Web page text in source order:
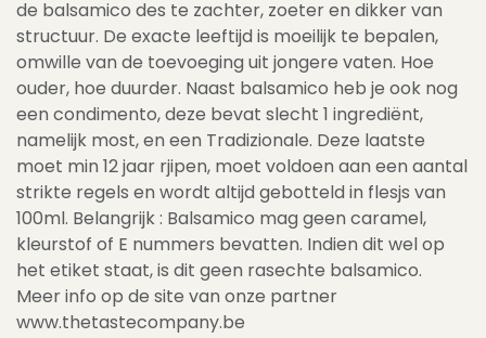
de balsamico des te zachter, zoeter en dikker van
structuur. De exacte leeftijd is moeilijk te bepalen,
omwille van de toevoeging uit jongere vaten. Hoe
ouder, hoe duurder. Naast balsamico heb je ook nog
een condimento, deze bevat slecht 1 ingrediënt,
namelijk most, en een Tradizionale. Deze laatste
moet min 12 jaar rjipen, moet voldoen aan een aantal
strikte regels en wordt altijd gebotteld in flesjs van
100ml. Belangrijk : Balsamico mag geen caramel,
kleurstof of E nummers bevatten. Indien dit wel op
het etiket staat, is dit geen rasechte balsamico.
Meer info op de site van onze partner
www.thetastecompany.be